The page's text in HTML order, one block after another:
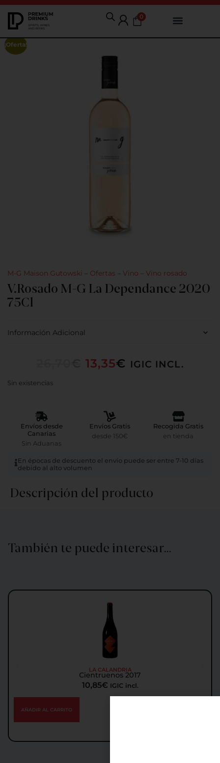
0
¡Oferta!
M-G Maison Gutowski Ofertas Vino Vino rosado
V.Rosado M-G La Dependance 2020
75Cl
Información Adicional
13,35€ IGIC INCL.
Sin existencias
Envíos desde
Canarias
Sin Aduanas
Envíos Gratis
desde 150€
Recogida Gratis
en tienda
En épocas de descuento el envío puede ser entre 7-10 días
debido al alto volumen
Descripción del producto
También te puede interesar…
LA CALANDRIA
Cientruenos 2017
10,85€ IGIC incl.
AÑADIR AL CARRITO